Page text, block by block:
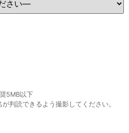
5MB以下
判読できるよう撮影してください。